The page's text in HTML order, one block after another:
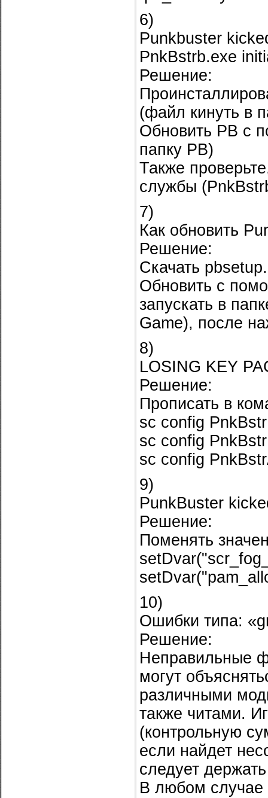
6)
Punkbuster
PnkBstrb.exe
Решение:
(файл кинуть в
Обновить PB c
папку PB)
Также
службы
7)
Как обновить
Решение:
Скачать
Обновить с
запускать в
Game), после
8)
LOSING KEY
Решение:
Прописать в
sc config
sc config
sc config
9)
PunkBuster
Решение:
Поменять
10)
Ошибки типа:
Решение:
Неправильные
могут
различными
также читами.
(контрольную
если найдет
следует
В любом случае